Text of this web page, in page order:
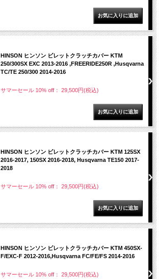
HINSON ヒンソン ビレットクラッチカバー KTM
250/300SX EXC 2013-2016 ,FREERIDE250R ,Husqvarna
TC/TE 250/300 2014-2016
サマーセール 10% off： 29,500円(税込)
HINSON ヒンソン ビレットクラッチカバー KTM 125SX
2016-2017, 150SX 2016-2018, Husqvarna TE150 2017-
2018
サマーセール 10% off： 29,500円(税込)
HINSON ヒンソン ビレットクラッチカバー KTM 450SX-
F/EXC-F 2012-2016,Husqvarna FC/FE/FS 2014-2016
サマーセール 10% off： 29,500円(税込)